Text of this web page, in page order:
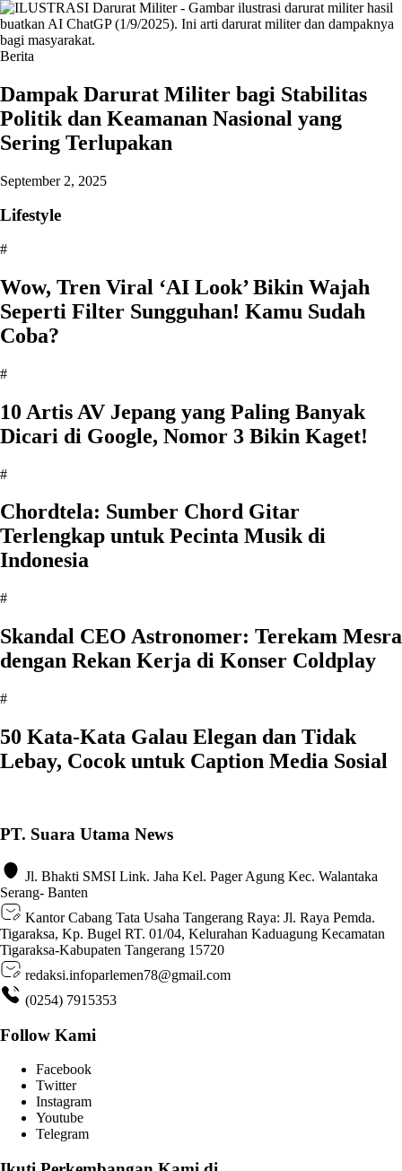
Berita
Dampak Darurat Militer bagi Stabilitas
Politik dan Keamanan Nasional yang
Sering Terlupakan
September 2, 2025
Lifestyle
#
Wow, Tren Viral ‘AI Look’ Bikin Wajah
Seperti Filter Sungguhan! Kamu Sudah
Coba?
#
10 Artis AV Jepang yang Paling Banyak
Dicari di Google, Nomor 3 Bikin Kaget!
#
Chordtela: Sumber Chord Gitar
Terlengkap untuk Pecinta Musik di
Indonesia
#
Skandal CEO Astronomer: Terekam Mesra
dengan Rekan Kerja di Konser Coldplay
#
50 Kata-Kata Galau Elegan dan Tidak
Lebay, Cocok untuk Caption Media Sosial
PT. Suara Utama News
Jl. Bhakti SMSI Link. Jaha Kel. Pager Agung Kec. Walantaka
Serang- Banten
Kantor Cabang Tata Usaha Tangerang Raya: Jl. Raya Pemda.
Tigaraksa, Kp. Bugel RT. 01/04, Kelurahan Kaduagung Kecamatan
Tigaraksa-Kabupaten Tangerang 15720
redaksi.infoparlemen78@gmail.com
(0254) 7915353
Follow Kami
Facebook
Twitter
Instagram
Youtube
Telegram